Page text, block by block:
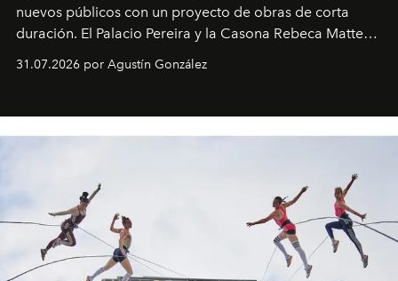
nuevos públicos con un proyecto de obras de corta
duración. El Palacio Pereira y la Casona Rebeca Matte
miniobras. Sus puestas en escena son limpias; ponen el
31.07.2026 por Agustín González